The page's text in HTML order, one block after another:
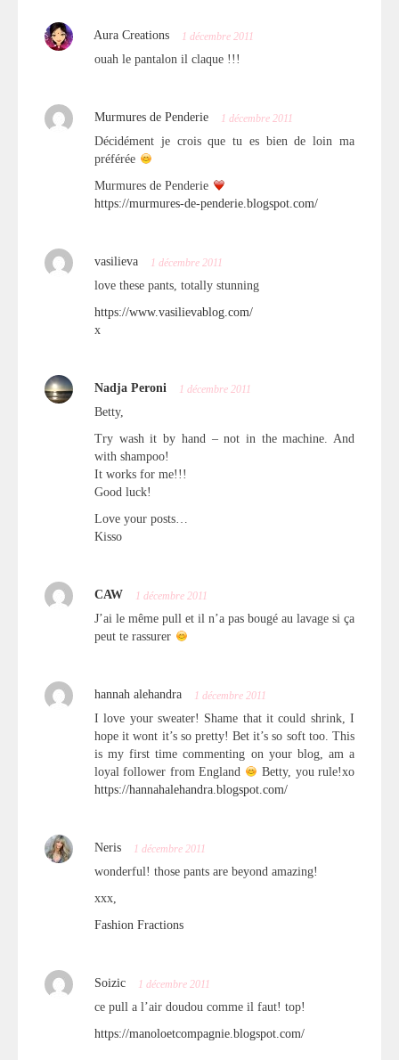
Aura Creations 1 décembre 2011
ouah le pantalon il claque !!!
Murmures de Penderie 1 décembre 2011
Décidément je crois que tu es bien de loin ma
préférée
Murmures de Penderie
https://murmures-de-penderie.blogspot.com/
vasilieva 1 décembre 2011
love these pants, totally stunning
https://www.vasilievablog.com/
x
Nadja Peroni 1 décembre 2011
Betty,
Try wash it by hand – not in the machine. And
with shampoo!
It works for me!!!
Good luck!
Love your posts…
Kisso
CAW 1 décembre 2011
J’ai le même pull et il n’a pas bougé au lavage si ça
peut te rassurer
hannah alehandra 1 décembre 2011
I love your sweater! Shame that it could shrink, I
hope it wont it’s so pretty! Bet it’s so soft too. This
is my first time commenting on your blog, am a
loyal follower from England
Betty, you rule!xo
https://hannahalehandra.blogspot.com/
Neris 1 décembre 2011
wonderful! those pants are beyond amazing!
xxx,
Fashion Fractions
Soizic 1 décembre 2011
ce pull a l’air doudou comme il faut! top!
https://manoloetcompagnie.blogspot.com/